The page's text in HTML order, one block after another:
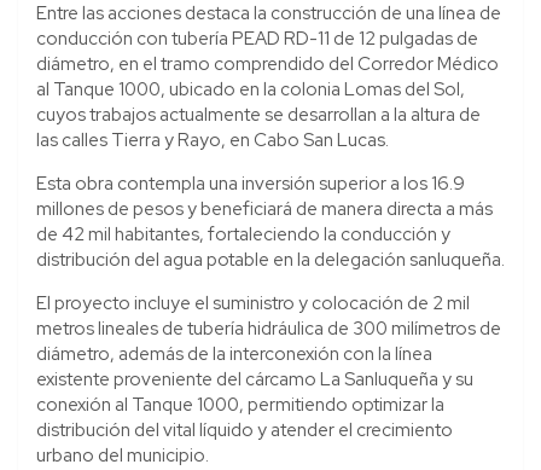
Entre las acciones destaca la construcción de una línea de
conducción con tubería PEAD RD-11 de 12 pulgadas de
diámetro, en el tramo comprendido del Corredor Médico
al Tanque 1000, ubicado en la colonia Lomas del Sol,
cuyos trabajos actualmente se desarrollan a la altura de
las calles Tierra y Rayo, en Cabo San Lucas.
Esta obra contempla una inversión superior a los 16.9
millones de pesos y beneficiará de manera directa a más
de 42 mil habitantes, fortaleciendo la conducción y
distribución del agua potable en la delegación sanluqueña.
El proyecto incluye el suministro y colocación de 2 mil
metros lineales de tubería hidráulica de 300 milímetros de
diámetro, además de la interconexión con la línea
existente proveniente del cárcamo La Sanluqueña y su
conexión al Tanque 1000, permitiendo optimizar la
distribución del vital líquido y atender el crecimiento
urbano del municipio.